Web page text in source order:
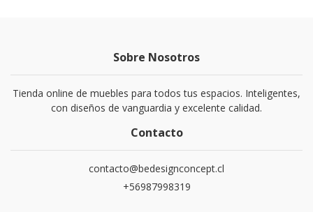
Sobre Nosotros
Tienda online de muebles para todos tus espacios. Inteligentes,
con diseños de vanguardia y excelente calidad.
Contacto
contacto@bedesignconcept.cl
+56987998319